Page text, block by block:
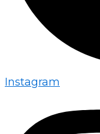
Instagram